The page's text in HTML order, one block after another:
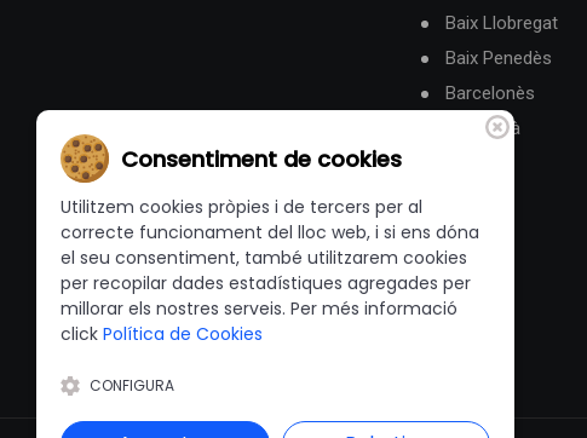
Baix Llobregat
Baix Penedès
Barcelonès
Berguedà
Consentiment de cookies
Utilitzem cookies pròpies i de tercers per al
correcte funcionament del lloc web, i si ens dóna
el seu consentiment, també utilitzarem cookies
per recopilar dades estadístiques agregades per
millorar els nostres serveis. Per més informació
click Política de Cookies
CONFIGURA